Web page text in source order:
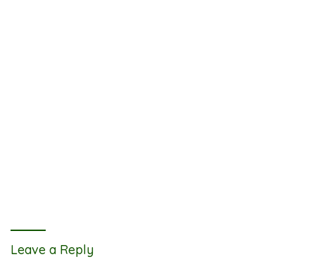
Leave a Reply